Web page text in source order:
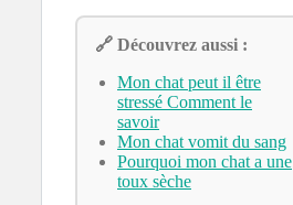
🔗 Découvrez aussi :
Mon chat peut il être
stressé Comment le
savoir
Mon chat vomit du sang
Pourquoi mon chat a une
toux sèche